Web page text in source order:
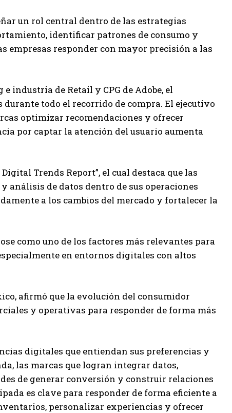
un rol central dentro de las estrategias
identificar patrones de consumo y
empresas responder con mayor precisión a las
industria de Retail y CPG de Adobe, el
todo el recorrido de compra. El ejecutivo
optimizar recomendaciones y ofrecer
por captar la atención del usuario aumenta
Trends Report”, el cual destaca que las
de datos dentro de sus operaciones
a los cambios del mercado y fortalecer la
como uno de los factores más relevantes para
en entornos digitales con altos
afirmó que la evolución del consumidor
y operativas para responder de forma más
digitales que entiendan sus preferencias y
las marcas que logran integrar datos,
de generar conversión y construir relaciones
es clave para responder de forma eficiente a
personalizar experiencias y ofrecer